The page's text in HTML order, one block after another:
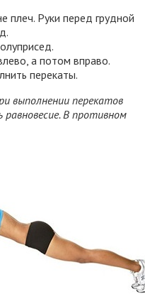
плеч. Руки перед грудной
а потом вправо.
перекаты.
выполнении перекатов
В противном